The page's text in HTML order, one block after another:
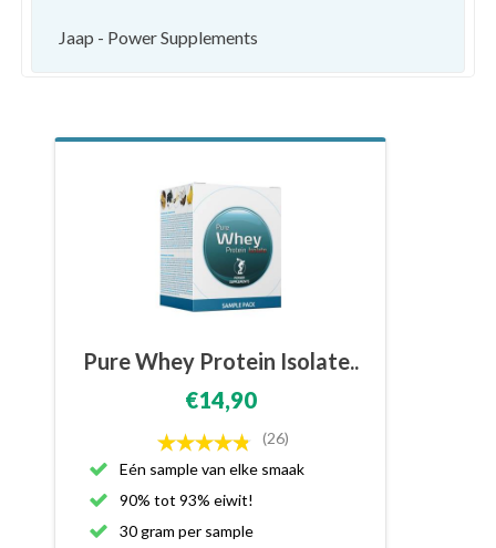
Jaap - Power Supplements
Pure Whey Protein Isolate..
€14,90
(26)
Eén sample van elke smaak
90% tot 93% eiwit!
30 gram per sample